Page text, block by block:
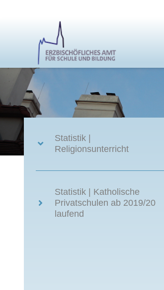
Statistik |
Religionsunterricht
Statistik | Katholische
Privatschulen ab 2019/20
laufend